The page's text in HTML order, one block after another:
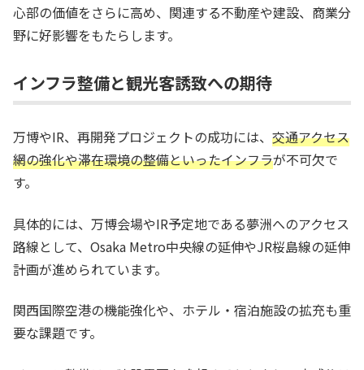
心部の価値をさらに高め、関連する不動産や建設、商業分
野に好影響をもたらします。
インフラ整備と観光客誘致への期待
万博やIR、再開発プロジェクトの成功には、 交通アクセス
網の強化や滞在環境の整備といったインフラが不可欠で
す。
具体的には、万博会場やIR予定地である夢洲へのアクセス
路線として、Osaka Metro中央線の延伸やJR桜島線の延伸
計画が進められています。
関西国際空港の機能強化や、ホテル・宿泊施設の拡充も重
要な課題です。